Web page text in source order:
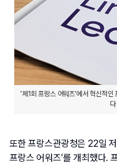
'제1회 프랑스 어워즈'에서 혁신적인
또한 프랑스관광청은 22일
프랑스 어워즈'를 개최했다.